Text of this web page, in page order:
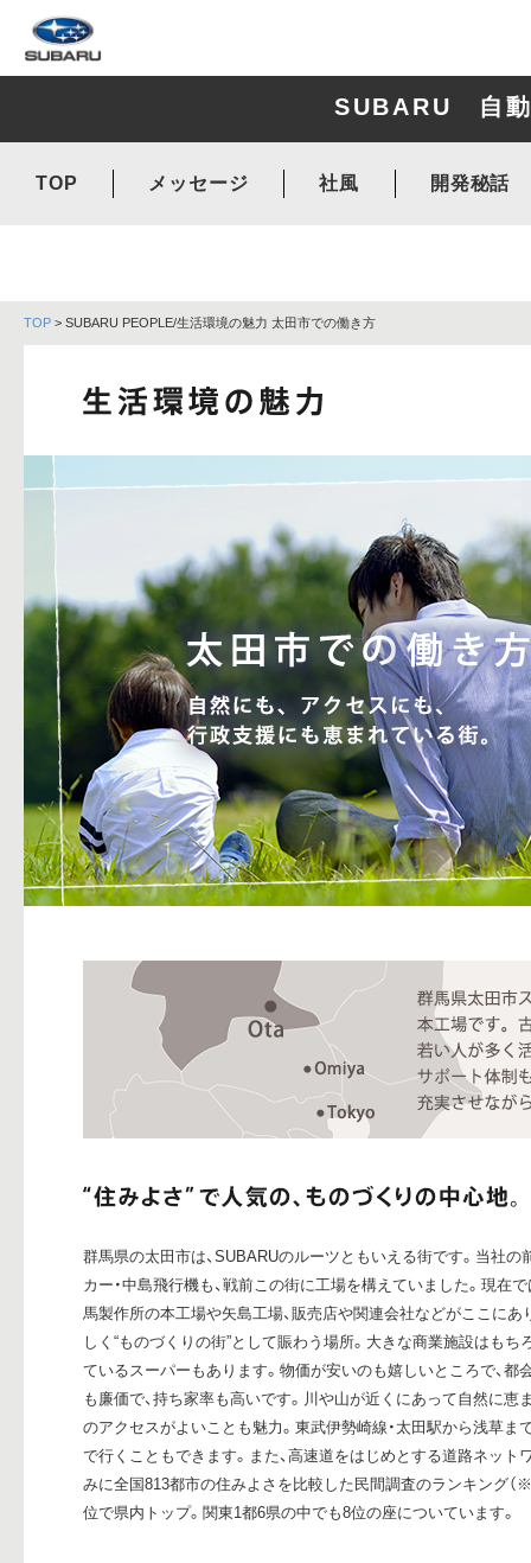
SUBARU 自動
TOP メッセージ 社風 開発秘話
TOP > SUBARU PEOPLE/生活環境の魅力 太田市での働き方
群馬県の太田市は、SUBARUのルーツともいえる街です。当社の
カー・中島飛行機も、戦前この街に工場を構えていました。現在
馬製作所の本工場や矢島工場、販売店や関連会社などがここにあ
しく“ものづくりの街”として賑わう場所。大きな商業施設はもち
ているスーパーもあります。物価が安いのも嬉しいところで、都
も廉価で、持ち家率も高いです。川や山が近くにあって自然に恵
のアクセスがよいことも魅力。東武伊勢崎線・太田駅から浅草ま
で行くこともできます。また、高速道をはじめとする道路ネット
みに全国813都市の住みよさを比較した民間調査のランキング（※
位で県内トップ。関東1都6県の中でも8位の座についています。